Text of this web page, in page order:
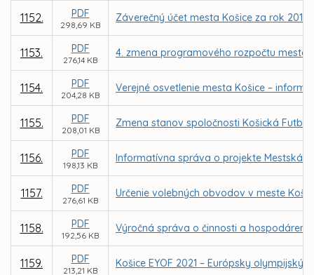
1152. PDF
298,69 KB
Záverečný účet mesta Košice za rok 2017
1153. PDF
276,14 KB
4. zmena programového rozpočtu mesta
1154. PDF
204,28 KB
Verejné osvetlenie mesta Košice –
1155. PDF
208,01 KB
Zmena stanov spoločnosti Košická
1156. PDF
198,13 KB
Informatívna správa o projekte Mestská
1157. PDF
276,61 KB
Určenie volebných obvodov v meste
1158. PDF
192,56 KB
Výročná správa o činnosti a hospodárení
1159. PDF
213,21 KB
Košice EYOF 2021 – Európsky